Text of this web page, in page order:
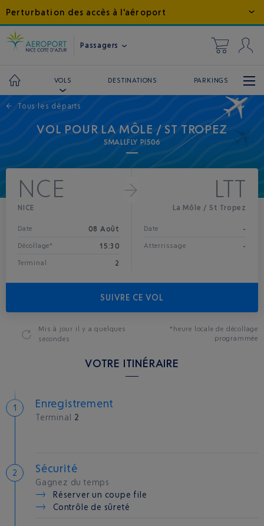
Perturbation des accès à l'aéroport
Passagers
VOLS DESTINATIONS PARKINGS
← Tous les départs
VOL POUR LA MÔLE / ST TROPEZ
SMALLFLY PI506
NCE
NICE
Date 08 Août
Décollage* 15:30
Terminal 2
LTT
La Môle / St Tropez
Date -
Atterrissage -
SUIVRE CE VOL
Mis à jour il y a quelques
secondes
*heure locale de décollage
programmée
VOTRE ITINÉRAIRE
Enregistrement
Terminal 2
Sécurité
Gagnez du temps
Réserver un coupe file
Contrôle de sûreté